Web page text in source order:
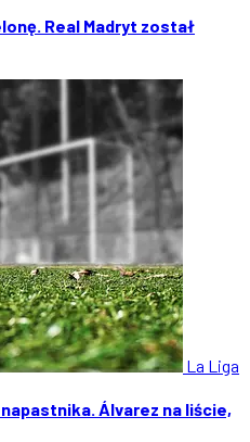
Real Madryt został
La Liga
Álvarez na liście,